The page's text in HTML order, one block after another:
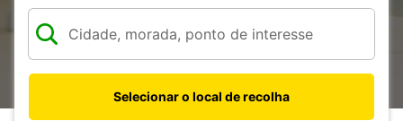
Selecionar o local de recolha